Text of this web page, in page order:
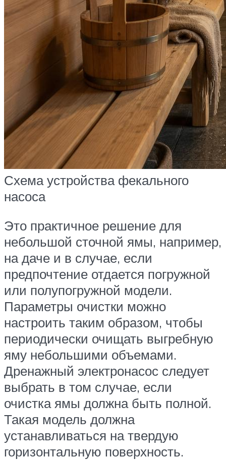
Схема устройства фекального
насоса
Это практичное решение для
небольшой сточной ямы, например,
на даче и в случае, если
предпочтение отдается погружной
или полупогружной модели.
Параметры очистки можно
настроить таким образом, чтобы
периодически очищать выгребную
яму небольшими объемами.
Дренажный электронасос следует
выбрать в том случае, если
очистка ямы должна быть полной.
Такая модель должна
устанавливаться на твердую
горизонтальную поверхность.